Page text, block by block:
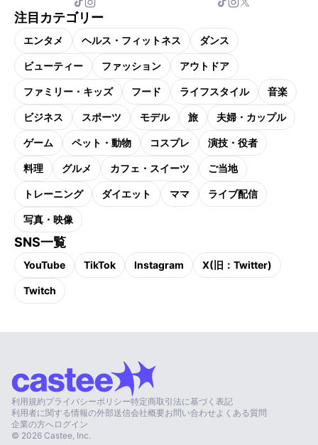
注目カテゴリー
エンタメ ヘルス・フィットネス ダンス
ビューティー ファッション アウトドア
ファミリー・キッズ フード ライフスタイル 音楽
ビジネス スポーツ モデル 旅 夫婦・カップル
ゲーム ペット・動物 コスプレ 演技・役者
料理 グルメ カフェ・スイーツ ご当地
トレーニング ダイエット ママ ライブ配信
写真・映像
SNS一覧
YouTube TikTok Instagram X(旧：Twitter)
Twitch
利用規約プライバシーポリシー特定商取引法に基づく表記
利用者に関する情報の外部送信会社概要お問い合わせ よくある質問
企業の方へログイン
© 2026 Castee, Inc.